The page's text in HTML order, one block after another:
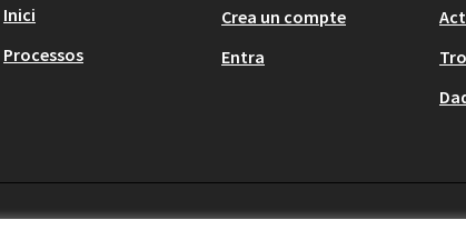
Inici
Processos
Crea un compte
Entra